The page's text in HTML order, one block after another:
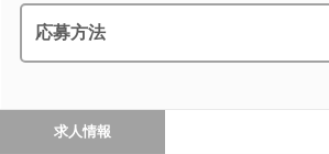
応募方法
求人情報